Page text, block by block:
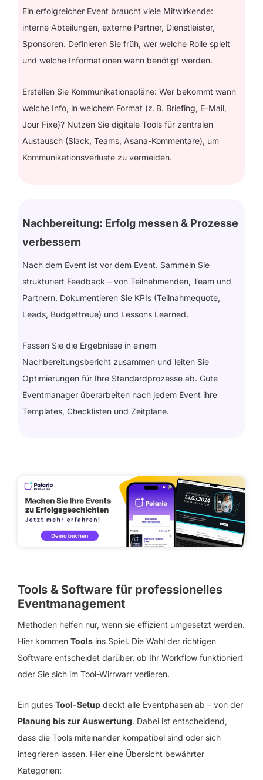
Ein erfolgreicher Event braucht viele Mitwirkende:
interne Abteilungen, externe Partner, Dienstleister,
Sponsoren. Definieren Sie früh, wer welche Rolle spielt
und welche Informationen wann benötigt werden.
Erstellen Sie Kommunikationspläne: Wer bekommt wann
welche Info, in welchem Format (z. B. Briefing, E-Mail,
Jour Fixe)? Nutzen Sie digitale Tools für zentralen
Austausch (Slack, Teams, Asana-Kommentare), um
Kommunikationsverluste zu vermeiden.
Nachbereitung: Erfolg messen & Prozesse
verbessern
Nach dem Event ist vor dem Event. Sammeln Sie
strukturiert Feedback – von Teilnehmenden, Team und
Partnern. Dokumentieren Sie KPIs (Teilnahmequote,
Leads, Budgettreue) und Lessons Learned.
Fassen Sie die Ergebnisse in einem
Nachbereitungsbericht zusammen und leiten Sie
Optimierungen für Ihre Standardprozesse ab. Gute
Eventmanager überarbeiten nach jedem Event ihre
Templates, Checklisten und Zeitpläne.
Tools & Software für professionelles
Eventmanagement
Methoden helfen nur, wenn sie effizient umgesetzt werden.
Hier kommen Tools ins Spiel. Die Wahl der richtigen
Software entscheidet darüber, ob Ihr Workflow funktioniert
oder Sie sich im Tool-Wirrwarr verlieren.
Ein gutes Tool-Setup deckt alle Eventphasen ab – von der
Planung bis zur Auswertung. Dabei ist entscheidend,
dass die Tools miteinander kompatibel sind oder sich
integrieren lassen. Hier eine Übersicht bewährter
Kategorien: